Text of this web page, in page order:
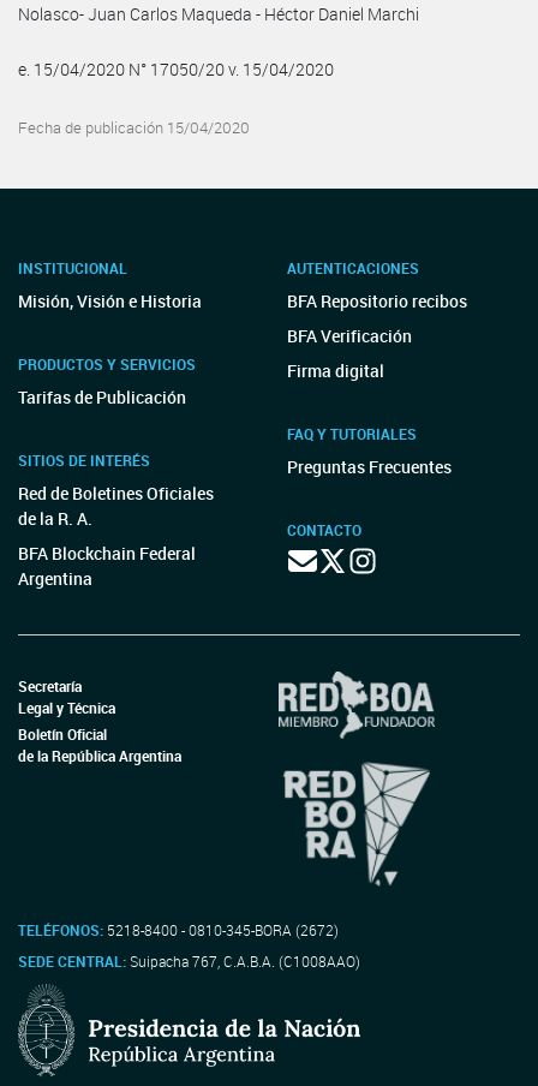
Nolasco- Juan Carlos Maqueda - Héctor Daniel Marchi
e. 15/04/2020 N° 17050/20 v. 15/04/2020
Fecha de publicación 15/04/2020
INSTITUCIONAL
Misión, Visión e Historia
PRODUCTOS Y SERVICIOS
Tarifas de Publicación
SITIOS DE INTERÉS
Red de Boletines Oficiales
de la R. A.
BFA Blockchain Federal
Argentina
AUTENTICACIONES
BFA Repositorio recibos
BFA Verificación
Firma digital
FAQ Y TUTORIALES
Preguntas Frecuentes
CONTACTO
Secretaría
Legal y Técnica
Boletín Oficial
de la República Argentina
TELÉFONOS: 5218-8400 - 0810-345-BORA (2672)
SEDE CENTRAL:Suipacha 767, C.A.B.A. (C1008AAO)